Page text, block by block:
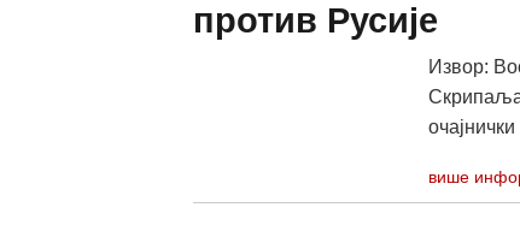
против Русије
Извор:
Скрипаља
више